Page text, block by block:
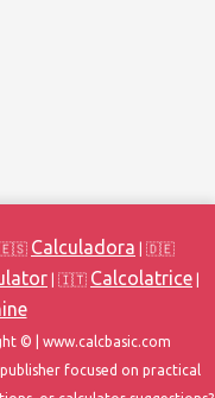
🇪🇸 Calculadora | 🇩🇪
| 🇮🇹 Calcolatrice
©
| www.calcbasic.com
focused on practical